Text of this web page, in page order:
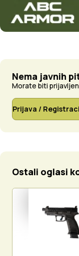
Nema javnih
Morate biti
Prijava /
Ostali oglasi